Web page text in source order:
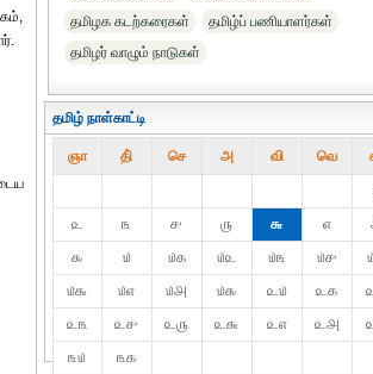
தமிழக கடற்கரைகள்
தமிழ்ப் பணியாளர்கள்
தமிழர் வாழும் நாடுகள்
தமிழ் நாள்காட்டி
ஞா தி் செ அ வி வெ
௨
௩ ௪ ௫ ௬ ௭
௯
௰ ௰௧ ௰௨ ௰௩ ௰௪
௰௬
௰௭ ௰௮ ௰௯ ௨௰ ௨௧
௨௩
௨௪ ௨௫ ௨௬ ௨௭ ௨௮
௩௰
௩௧